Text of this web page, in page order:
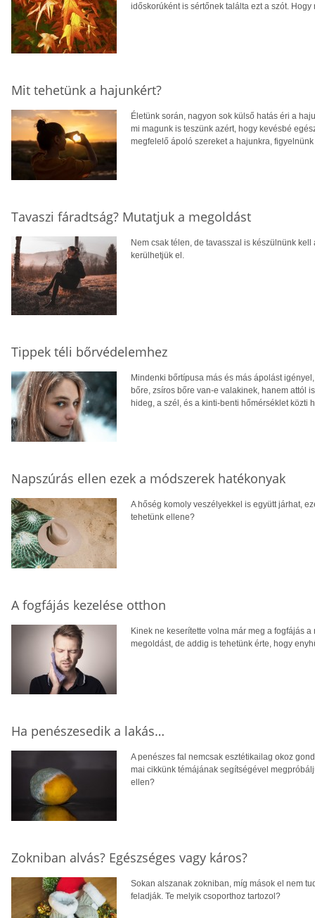
időskorúként is sértőnek találta ezt a szót.
Mit tehetünk a hajunkért?
Életünk során, nagyon sok külső hatás éri a
mi magunk is teszünk azért, hogy kevésbé
megfelelő ápoló szereket a hajunkra,
Tavaszi fáradtság? Mutatjuk a megoldást
Nem csak télen, de tavasszal is készülnünk
kerülhetjük el.
Tippek téli bőrvédelemhez
Mindenki bőrtípusa más és más ápolást
bőre, zsíros bőre van-e valakinek, hanem attól
hideg, a szél, és a kinti-benti hőmérséklet közti
Napszúrás ellen ezek a módszerek hatékonyak
A hőség komoly veszélyekkel is együtt járhat,
tehetünk ellene?
A fogfájás kezelése otthon
Kinek ne keserítette volna már meg a fogfájás
megoldást, de addig is tehetünk érte, hogy
Ha penészesedik a lakás…
A penészes fal nemcsak esztétikailag okoz
mai cikkünk témájának segítségével
ellen?
Zokniban alvás? Egészséges vagy káros?
Sokan alszanak zokniban, míg mások el nem
feladják. Te melyik csoporthoz tartozol?